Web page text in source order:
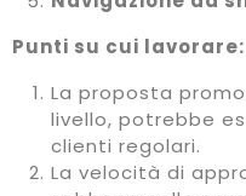
Punti su cui lavorare:
La proposta
livello, potrebbe
clienti regolari.
La velocità di